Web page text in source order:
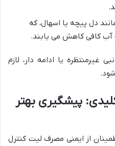
دل پیچه یا اسهال، که
آب کافی کاهش می یابند.
غیرمنتظره یا ادامه دار، لازم
پیشگیری بهتر
از ایمنی مصرف لیت کنترل